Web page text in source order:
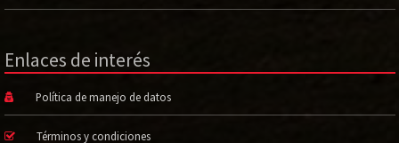
Enlaces de interés
Política de manejo de datos
Términos y condiciones